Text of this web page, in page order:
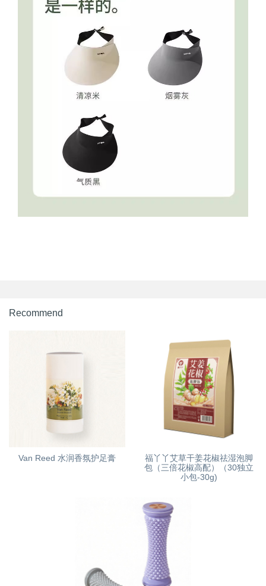
Recommend
Van Reed 水润香氛护足膏
福丫丫艾草干姜花椒祛湿泡脚
包（三倍花椒高配）（30独立
小包-30g)